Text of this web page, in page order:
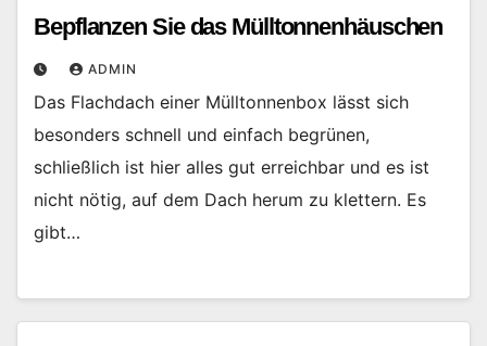
Bepflanzen Sie das Mülltonnenhäuschen
ADMIN
Das Flachdach einer Mülltonnenbox lässt sich
besonders schnell und einfach begrünen,
schließlich ist hier alles gut erreichbar und es ist
nicht nötig, auf dem Dach herum zu klettern. Es
gibt…